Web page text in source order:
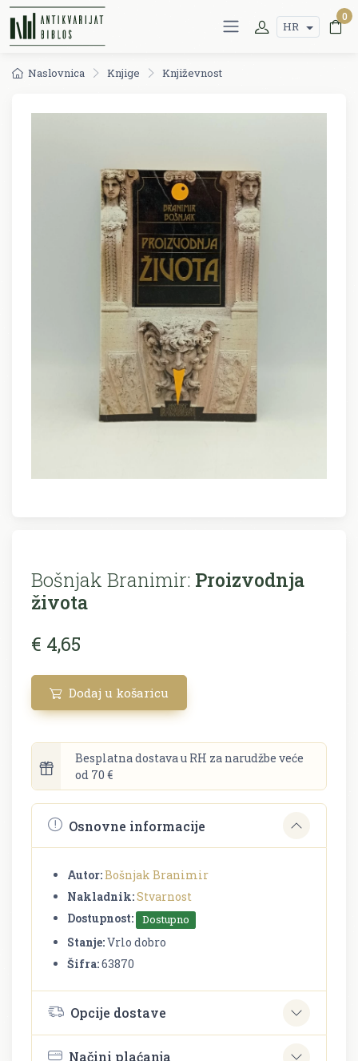
HR
0
Naslovnica Knjige Književnost
Bošnjak Branimir: Proizvodnja
života
€ 4,65
Dodaj u košaricu
Besplatna dostava u RH za narudžbe veće
od 70 €
Osnovne informacije
Autor:Bošnjak Branimir
Nakladnik:Stvarnost
Dostupnost:
Dostupno
Stanje:Vrlo dobro
Šifra:63870
Opcije dostave
Načini plaćanja